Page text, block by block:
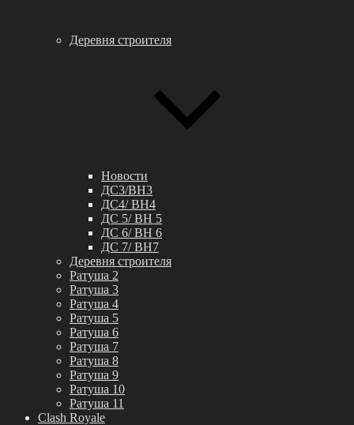
Деревня строителя
Новости
ДС3/BH3
ДС4/ BH4
ДС 5/ BH 5
ДС 6/ BH 6
ДС 7/ BH7
Деревня строителя
Ратуша 2
Ратуша 3
Ратуша 4
Ратуша 5
Ратуша 6
Ратуша 7
Ратуша 8
Ратуша 9
Ратуша 10
Ратуша 11
Clash Royale